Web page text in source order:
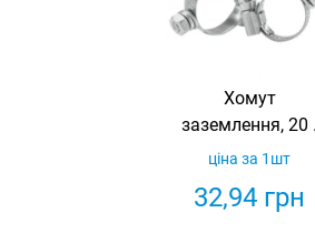
Хомут
заземлення, 20 -
25 мм
32,94 грн
ціна за 1шт